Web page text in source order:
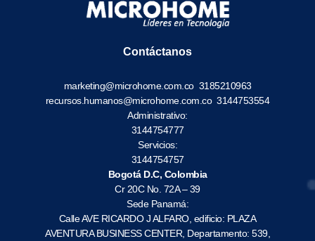
Contáctanos
marketing@microhome.com.co 3185210963
recursos.humanos@microhome.com.co3144753554
Administrativo:
3144754777
Servicios:
3144754757
Bogotá D.C, Colombia
Cr 20C No. 72A – 39
Sede Panamá:
Calle AVE RICARDO J ALFARO, edificio: PLAZA
AVENTURA BUSINESS CENTER, Departamento: 539,